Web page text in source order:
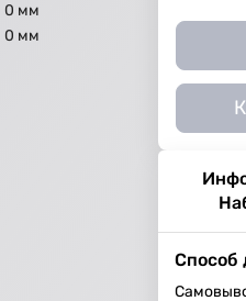
0 мм
0 мм
Способ